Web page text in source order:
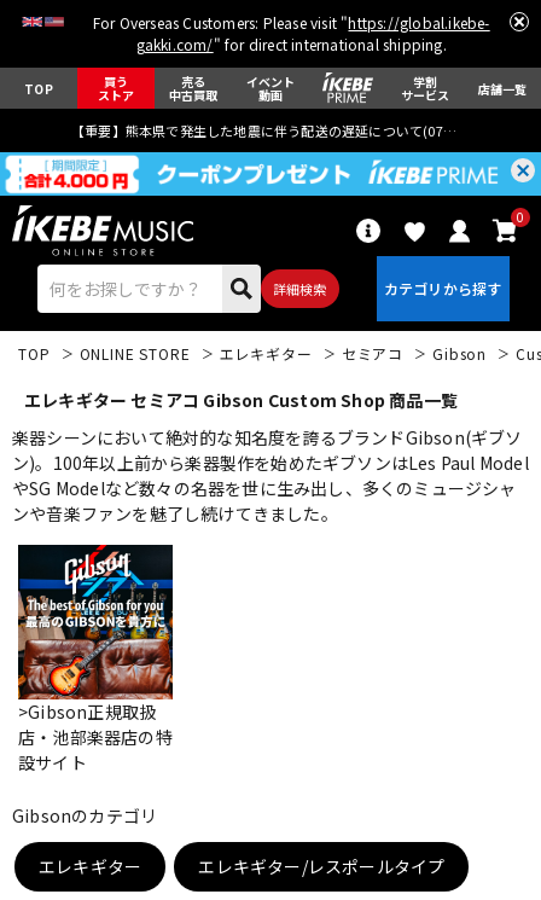
For Overseas Customers: Please visit "https://global.ikebe-
gakki.com/" for direct international shipping.
TOP 買う
ストア
売る
中古買取
イベント
動画
学割
サービス 店舗一覧
【重要】熊本県で発生した地震に伴う配送の遅延について(07月29日
詳細検索
0
エレキギター アコギ/エレアコ
ベース
ドラム
キーボード
管楽器 その他楽器
TOP ONLINE STORE エレキギター セミアコ Gibson
エレキギター セミアコ Gibson Custom Shop 商品一覧
楽器シーンにおいて絶対的な知名度を誇るブランドGibson(ギブソ
ン)。100年以上前から楽器製作を始めたギブソンはLes Paul Model
やSG Modelなど数々の名器を世に生み出し、多くのミュージシャ
ンや音楽ファンを魅了し続けてきました。
>Gibson正規取扱
店・池部楽器店の特
設サイト
Gibsonのカテゴリ
エレキギター エレキギター/レスポールタイプ